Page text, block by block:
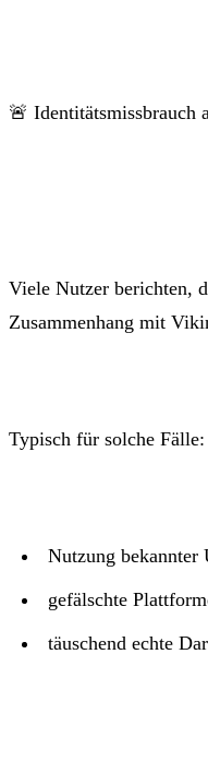
🚨 Identitätsmissbrauch
Viele Nutzer berichten,
Zusammenhang mit
Typisch für solche Fälle:
Nutzung bekannter
gefälschte
täuschend echte